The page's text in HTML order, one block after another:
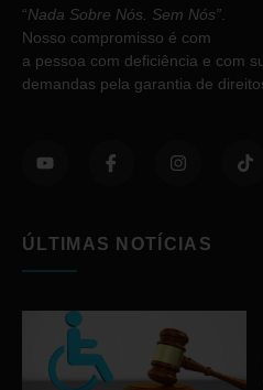
“Nada Sobre Nós. Sem Nós”
Nosso compromisso é com
a pessoa com deficiência e com
demandas pela garantia de
ÚLTIMAS NOTÍCIAS